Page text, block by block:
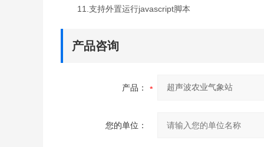
11.支持外置运行javascript脚本
产品咨询
产品：
您的单位：